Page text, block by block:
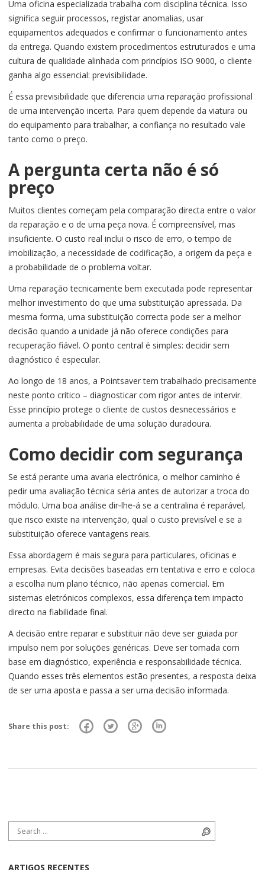
Uma oficina especializada trabalha com disciplina técnica. Isso
significa seguir processos, registar anomalias, usar
equipamentos adequados e confirmar o funcionamento antes
da entrega. Quando existem procedimentos estruturados e uma
cultura de qualidade alinhada com princípios ISO 9000, o cliente
ganha algo essencial: previsibilidade.
É essa previsibilidade que diferencia uma reparação profissional
de uma intervenção incerta. Para quem depende da viatura ou
do equipamento para trabalhar, a confiança no resultado vale
tanto como o preço.
A pergunta certa não é só
preço
Muitos clientes começam pela comparação directa entre o valor
da reparação e o de uma peça nova. É compreensível, mas
insuficiente. O custo real inclui o risco de erro, o tempo de
imobilização, a necessidade de codificação, a origem da peça e
a probabilidade de o problema voltar.
Uma reparação tecnicamente bem executada pode representar
melhor investimento do que uma substituição apressada. Da
mesma forma, uma substituição correcta pode ser a melhor
decisão quando a unidade já não oferece condições para
recuperação fiável. O ponto central é simples: decidir sem
diagnóstico é especular.
Ao longo de 18 anos, a Pointsaver tem trabalhado precisamente
neste ponto crítico – diagnosticar com rigor antes de intervir.
Esse princípio protege o cliente de custos desnecessários e
aumenta a probabilidade de uma solução duradoura.
Como decidir com segurança
Se está perante uma avaria electrónica, o melhor caminho é
pedir uma avaliação técnica séria antes de autorizar a troca do
módulo. Uma boa análise dir‑lhe‑á se a centralina é reparável,
que risco existe na intervenção, qual o custo previsível e se a
substituição oferece vantagens reais.
Essa abordagem é mais segura para particulares, oficinas e
empresas. Evita decisões baseadas em tentativa e erro e coloca
a escolha num plano técnico, não apenas comercial. Em
sistemas eletrónicos complexos, essa diferença tem impacto
directo na fiabilidade final.
A decisão entre reparar e substituir não deve ser guiada por
impulso nem por soluções genéricas. Deve ser tomada com
base em diagnóstico, experiência e responsabilidade técnica.
Quando esses três elementos estão presentes, a resposta deixa
de ser uma aposta e passa a ser uma decisão informada.
Share this post:
Search for:
ARTIGOS RECENTES